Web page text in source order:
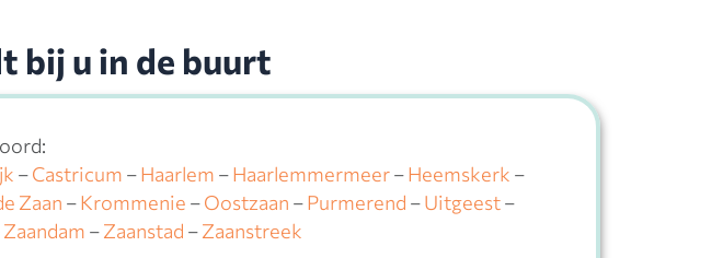
bij u in de buurt
–Castricum –Haarlem –Haarlemmermeer–Heemskerk –
Zaan –Krommenie –Oostzaan –Purmerend –Uitgeest–
Zaandam –Zaanstad –Zaanstreek